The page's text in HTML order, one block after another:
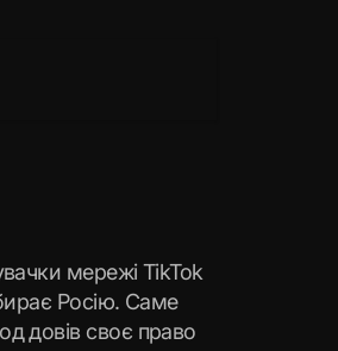
мережі TikTok
Росію. Саме
довів своє право